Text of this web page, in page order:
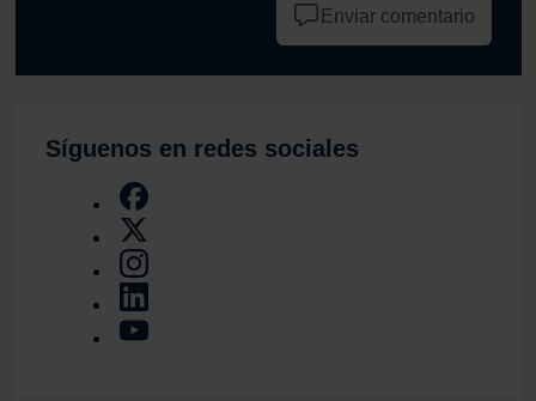
Enviar comentario
Síguenos en redes sociales